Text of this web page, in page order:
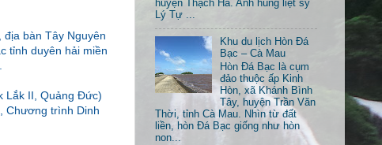
địa bàn Tây Nguyên
tỉnh duyên hải miền
Lắk II, Quảng Đức)
Chương trình Dinh
huyện Thạch Hà. Anh hùng liệt sỹ
Lý Tự ...
Khu du lịch Hòn Đá
Bạc – Cà Mau
Hòn Đá Bạc là cụm
đảo thuộc ấp Kinh
Hòn, xã Khánh Bình
Tây, huyện Trần Văn
Thời, tỉnh Cà Mau. Nhìn từ đất
liền, hòn Đá Bạc giống như hòn
non...